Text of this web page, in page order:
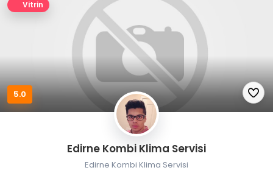
Vitrin
5.0
Edirne Kombi Klima Servisi
Edirne Kombi Klima Servisi